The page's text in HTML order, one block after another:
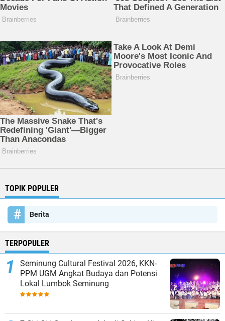
TOPIK POPULER
Berita
TERPOPULER
Seminung Cultural Festival 2026, KKN-
PPM UGM Angkat Budaya dan Potensi
Lokal Lumbok Seminung